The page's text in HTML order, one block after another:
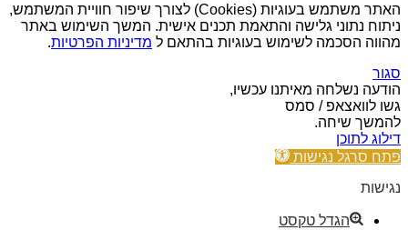
האתר משתמש בעוגיות (Cookies) לצורך שיפור חוויית המשתמש,
ניתוח נתוני גלישה והתאמת תכנים אישית. המשך השימוש באתר
מהווה הסכמה לשימוש בעוגיות בהתאם ל מדיניות הפרטיות.
סגור
הודעה נשלחה מאיתנו עכשיו,
גשו לוואצאפ / סמס
להמשך שיחה.
דילוג לתוכן
פתח סרגל נגישות
נגישות
הגדל טקסט